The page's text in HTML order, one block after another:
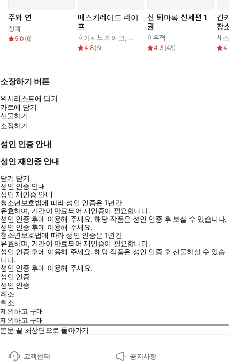
이후에도 변함없이 재미있는 이야기를 들고 독자와 다시 만나며 몇
번이고 전설이 죽지 않았음을 다시 증명해내는 작가의 끝없는 저력
은 바로 여기에서 드러난다.
주와 연
청예
5.0 (6)
매스커레이드 라이
프
히가시노 게이고 김은모
4.8(6)
신 퇴마록 신세편 1
권
이우혁
4.3 (43)
긴
장
번
세
소장하기 버튼
위시리스트에 담기
카트에 담기
선물하기
소장하기
성인 인증 안내
성인 재인증 안내
닫기 닫기
성인 인증 안내
성인 재인증 안내
청소년보호법에 따라 성인 인증은 1년간
유효하며, 기간이 만료되어 재인증이 필요합니다.
성인 인증 후에 이용해 주세요.해당 작품은 성인 인증 후 보실 수 있습니다.
성인 인증 후에 이용해 주세요.
청소년보호법에 따라 성인 인증은 1년간
유효하며, 기간이 만료되어 재인증이 필요합니다.
성인 인증 후에 이용해 주세요.해당 작품은 성인 인증 후 선물하실 수 있습
니다.
성인 인증 후에 이용해 주세요.
성인 인증
성인 인증
취소
취소
제외하고 구매
제외하고 구매
본문 끝 최상단으로 돌아가기
고객센터 공지사항